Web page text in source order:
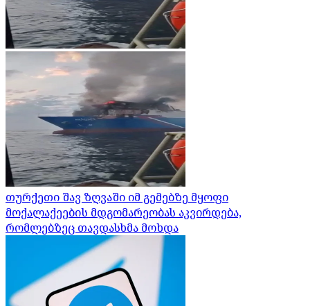
თურქეთი შავ ზღვაში იმ გემებზე მყოფი
მოქალაქეების მდგომარეობას აკვირდება,
რომლებზეც თავდასხმა მოხდა